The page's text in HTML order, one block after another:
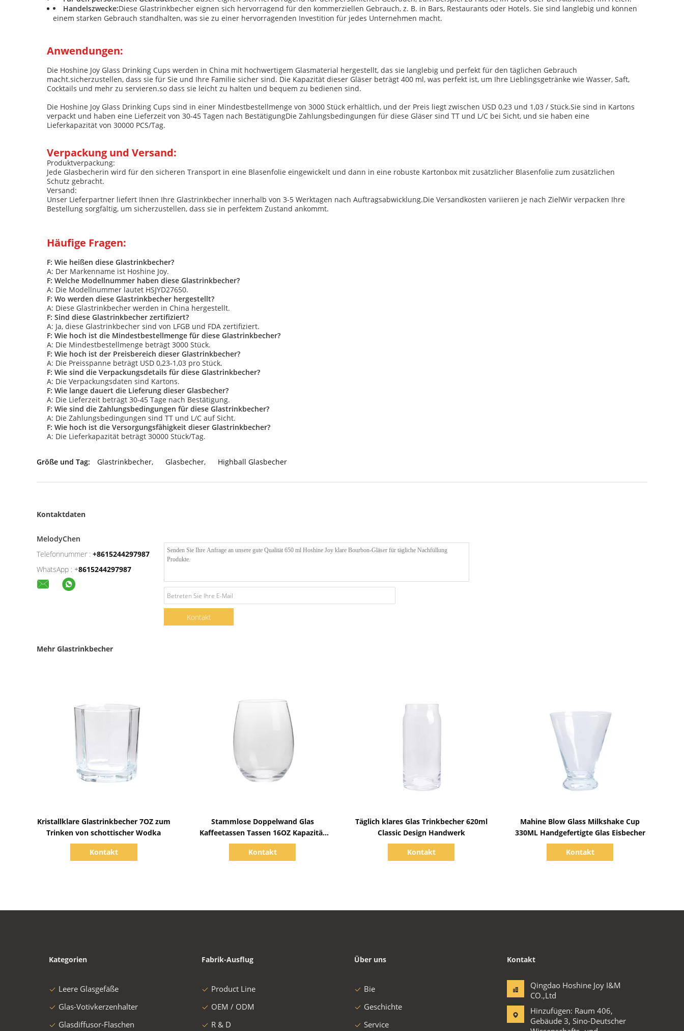
Handelszwecke:Diese Glastrinkbecher eignen sich hervorragend für den kommerziellen Gebrauch, z. B. in Bars, Restaurants oder Hotels. Sie sind langlebig und können
einem starken Gebrauch standhalten, was sie zu einer hervorragenden Investition für jedes Unternehmen macht.
Anwendungen:
Die Hoshine Joy Glass Drinking Cups werden in China mit hochwertigem Glasmaterial hergestellt, das sie langlebig und perfekt für den täglichen Gebrauch
macht.sicherzustellen, dass sie für Sie und Ihre Familie sicher sind. Die Kapazität dieser Gläser beträgt 400 ml, was perfekt ist, um Ihre Lieblingsgetränke wie Wasser, Saft,
Cocktails und mehr zu servieren.so dass sie leicht zu halten und bequem zu bedienen sind.
Die Hoshine Joy Glass Drinking Cups sind in einer Mindestbestellmenge von 3000 Stück erhältlich, und der Preis liegt zwischen USD 0,23 und 1,03 / Stück.Sie sind in Kartons
verpackt und haben eine Lieferzeit von 30-45 Tagen nach BestätigungDie Zahlungsbedingungen für diese Gläser sind TT und L/C bei Sicht, und sie haben eine
Lieferkapazität von 30000 PCS/Tag.
Verpackung und Versand:
Produktverpackung:
Jede Glasbecherin wird für den sicheren Transport in eine Blasenfolie eingewickelt und dann in eine robuste Kartonbox mit zusätzlicher Blasenfolie zum zusätzlichen
Schutz gebracht.
Versand:
Unser Lieferpartner liefert Ihnen Ihre Glastrinkbecher innerhalb von 3-5 Werktagen nach Auftragsabwicklung.Die Versandkosten variieren je nach ZielWir verpacken Ihre
Bestellung sorgfältig, um sicherzustellen, dass sie in perfektem Zustand ankommt.
Häufige Fragen:
F: Wie heißen diese Glastrinkbecher?
A: Der Markenname ist Hoshine Joy.
F: Welche Modellnummer haben diese Glastrinkbecher?
A: Die Modellnummer lautet HSJYD27650.
F: Wo werden diese Glastrinkbecher hergestellt?
A: Diese Glastrinkbecher werden in China hergestellt.
F: Sind diese Glastrinkbecher zertifiziert?
A: Ja, diese Glastrinkbecher sind von LFGB und FDA zertifiziert.
F: Wie hoch ist die Mindestbestellmenge für diese Glastrinkbecher?
A: Die Mindestbestellmenge beträgt 3000 Stück.
F: Wie hoch ist der Preisbereich dieser Glastrinkbecher?
A: Die Preisspanne beträgt USD 0,23-1,03 pro Stück.
F: Wie sind die Verpackungsdetails für diese Glastrinkbecher?
A: Die Verpackungsdaten sind Kartons.
F: Wie lange dauert die Lieferung dieser Glasbecher?
A: Die Lieferzeit beträgt 30-45 Tage nach Bestätigung.
F: Wie sind die Zahlungsbedingungen für diese Glastrinkbecher?
A: Die Zahlungsbedingungen sind TT und L/C auf Sicht.
F: Wie hoch ist die Versorgungsfähigkeit dieser Glastrinkbecher?
A: Die Lieferkapazität beträgt 30000 Stück/Tag.
Größe und Tag: Glastrinkbecher, Glasbecher, Highball Glasbecher
Kontaktdaten
MelodyChen
Telefonnummer : +8615244297987
WhatsApp : +8615244297987
Kontakt
Mehr Glastrinkbecher
Kristallklare Glastrinkbecher 7OZ zum
Trinken von schottischer Wodka
Kontakt
Stammlose Doppelwand Glas
Kaffeetassen Tassen 16OZ Kapazität
Handgefertigt
Kontakt
Täglich klares Glas Trinkbecher 620ml
Classic Design Handwerk
Kontakt
Mahine Blow Glass Milkshake Cup
330ML Handgefertigte Glas Eisbecher
Kontakt
Kategorien
Leere Glasgefäße
Glas-Votivkerzenhalter
Glasdiffusor-Flaschen
Fabrik-Ausflug
Product Line
OEM / ODM
R & D
Über uns
Bie
Geschichte
Service
Kontakt
Qingdao Hoshine Joy I&M
CO.,Ltd
Hinzufügen: Raum 406,
Gebäude 3, Sino-Deutscher